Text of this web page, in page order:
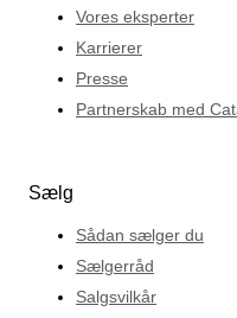
Vores eksperter
Karrierer
Presse
Partnerskab med
Sælg
Sådan sælger du
Sælgerråd
Salgsvilkår